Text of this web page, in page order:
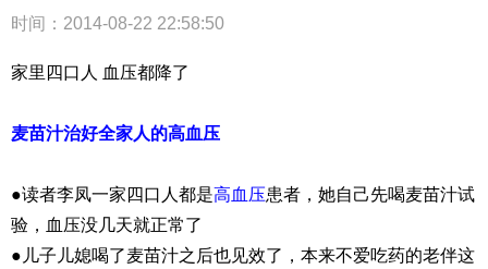
时间：2014-08-22 22:58:50
家里四口人 血压都降了
麦苗汁治好全家人的高血压
●读者李凤一家四口人都是高血压患者，她自己先喝麦苗汁试
验，血压没几天就正常了
●儿子儿媳喝了麦苗汁之后也见效了，本来不爱吃药的老伴这